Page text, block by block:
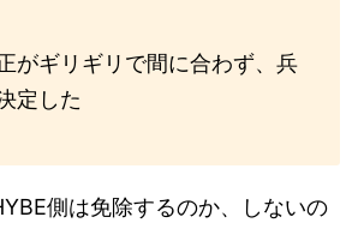
がギリギリで間に合わず、兵
定した
側は免除するのか、しないの